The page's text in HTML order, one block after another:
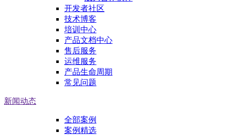
开发者社区
技术博客
培训中心
产品文档中心
售后服务
运维服务
产品生命周期
常见问题
新闻动态
全部案例
案例精选